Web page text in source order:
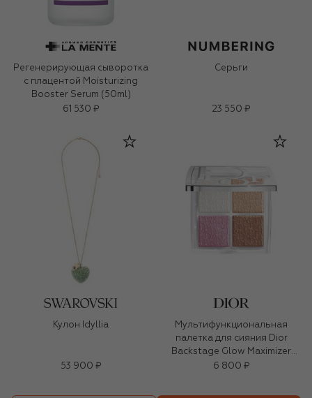
Регенерирующая сыворотка
с плацентой Moisturizing
Booster Serum (50ml)
61 530 ₽
Серьги
23 550 ₽
Кулон Idyllia
53 900 ₽
Мультифункциональная
палетка для сияния Dior
Backstage Glow Maximizer
Palette, оттенок 001 Universal
6 800 ₽